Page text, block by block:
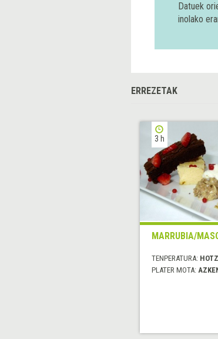
Datuek
inolako
ERREZETAK
3 h
MARRUBIA/
TENPERATURA:
PLATER MOTA: